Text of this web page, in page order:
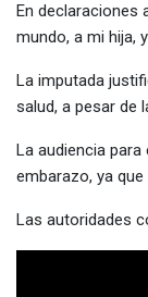
En declaraciones
mundo, a mi hija,
La imputada
salud, a pesar de
La audiencia
embarazo, ya
Las autoridades